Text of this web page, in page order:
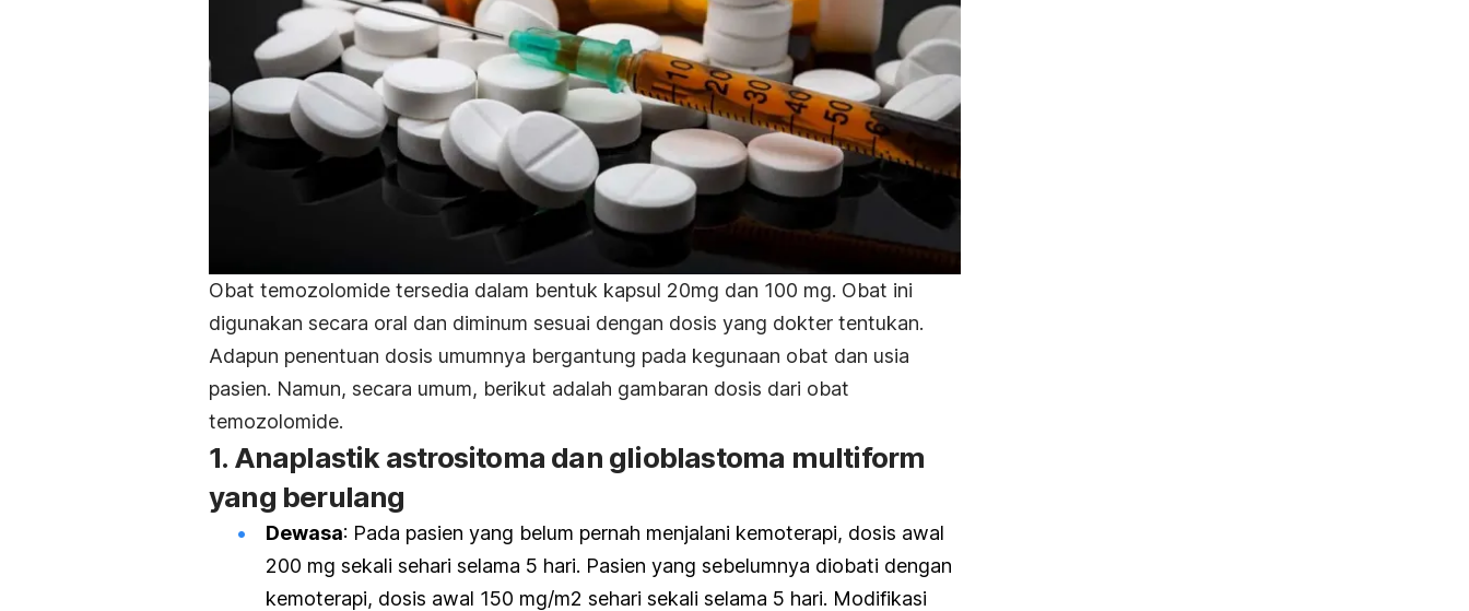
Obat temozolomide tersedia dalam bentuk kapsul 20mg dan 100 mg. Obat ini
digunakan secara oral dan diminum sesuai dengan dosis yang dokter tentukan.
Adapun penentuan dosis umumnya bergantung pada kegunaan obat dan usia
pasien. Namun, secara umum, berikut adalah gambaran dosis dari obat
temozolomide.
1. Anaplastik astrositoma dan glioblastoma multiform
yang berulang
Dewasa: Pada pasien yang belum pernah menjalani kemoterapi, dosis awal
200 mg sekali sehari selama 5 hari. Pasien yang sebelumnya diobati dengan
kemoterapi, dosis awal 150 mg/m2 sehari sekali selama 5 hari. Modifikasi